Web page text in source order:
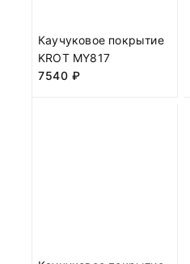
Каучуковое покрытие
KROT MY817
7540 ₽